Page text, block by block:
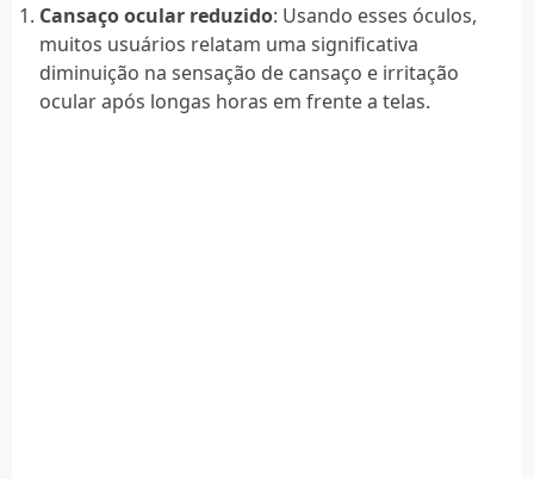
Cansaço ocular reduzido: Usando esses óculos,
muitos usuários relatam uma significativa
diminuição na sensação de cansaço e irritação
ocular após longas horas em frente a telas.